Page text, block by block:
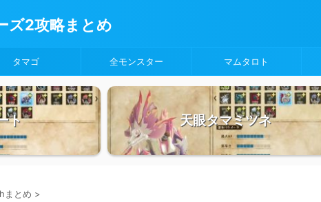
ズ2攻略まとめ
タマゴ 全モンスター マムタロト
ト 天眼タマミツネ
まとめ >